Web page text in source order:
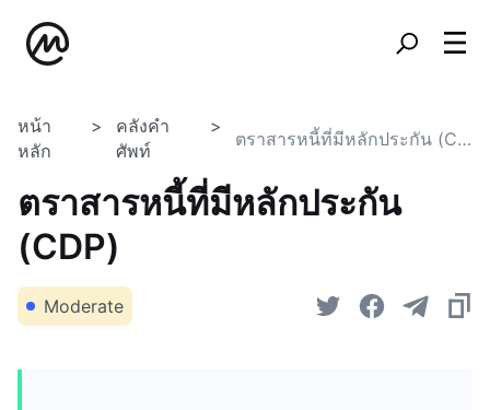
หน้า
หลัก
คลังคำ
ศัพท์
ตราสารหนี้ที่มีหลักประกัน (CDP)
ตราสารหนี้ที่มีหลักประกัน
(CDP)
Moderate